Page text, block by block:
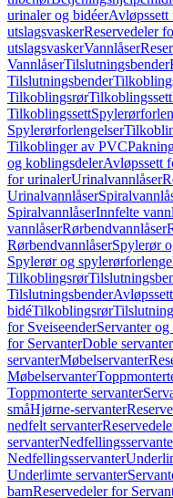
urinaler og bidéerAvløpssett
utslagsvaskerReservedeler
utslagsvaskerVannlåser
VannlåserTilslutningsbender
Tilslutningsbender
TilkoblingsrørTilkoblingssett
Tilkoblingssett
Spylerørforlengelser
Tilkoblinger av PVC
og koblingsdelerAvløpssett
for urinalerUrinalvannlåser
Urinalvannlåser
SpiralvannlåserInnfelte
vannlåserRørbendvannlåser
RørbendvannlåserSpylerør
Spylerør og
Tilkoblingsrør
Tilslutningsbender
bidéTilkoblingsrør
for SveiseenderServanter
for ServanterDoble servanter
servanterMøbelservanter
Møbelservanter
Toppmonterte servanter
småHjørne-servanter
nedfelt servanter
servanter
Nedfellingsservanter
Underlimte servanter
barnReservedeler for